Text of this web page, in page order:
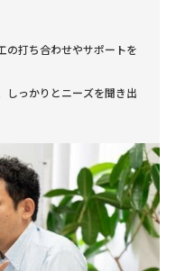
の打ち合わせやサポートを
しっかりとニーズを聞き出